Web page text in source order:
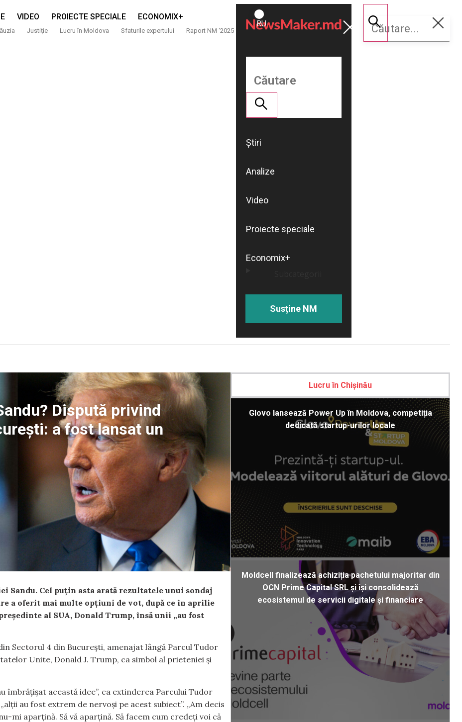
VIDEO PROIECTE SPECIALE ECONOMIX+
Justiție Lucru în Moldova Sfaturile expertului Raport NM ‘2025
ROMÂNĂ
RU
Susține
NM
Știri
Analize
Video
Proiecte speciale
Economix+
Susține NM
Dispută privind
a fost lansat un
Sandu. Cel puțin asta arată rezultatele unui sondaj
a oferit mai multe opțiuni de vot, după ce în aprilie
al SUA, Donald Trump, însă unii „au fost
Sectorul 4 din București, amenajat lângă Parcul Tudor
Unite, Donald J. Trump, ca simbol al prieteniei și
îmbrățișat această idee”, ca extinderea Parcului Tudor
au fost extrem de nervoși pe acest subiect”. „Am decis
mi aparțină. Să vă aparțină. Să facem cum credeți voi că
Lucru în Chișinău
Glovo lansează Power Up în Moldova, competiția
dedicată startup-urilor locale
Moldcell finalizează achiziția pachetului majoritar din
OCN Prime Capital SRL și își consolidează
ecosistemul de servicii digitale și financiare